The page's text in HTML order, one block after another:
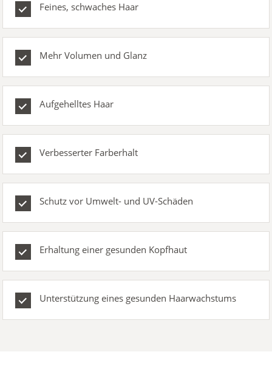
Feines, schwaches Haar
Mehr Volumen und Glanz
Aufgehelltes Haar
Verbesserter Farberhalt
Schutz vor Umwelt- und UV-Schäden
Erhaltung einer gesunden Kopfhaut
Unterstützung eines gesunden Haarwachstums